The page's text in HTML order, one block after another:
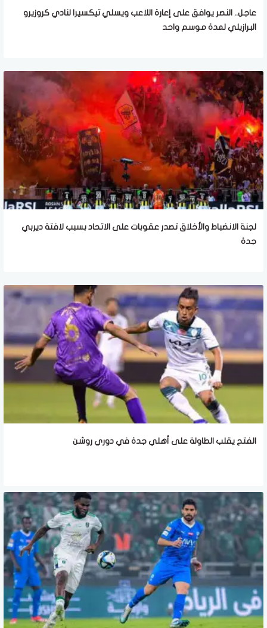
عاجل.. النصر يوافق على إعارة اللاعب ويسلي تيكسيرا لنادي كروزيرو
البرازيلي لمدة موسم واحد
لجنة الانضباط والأخلاق تصدر عقوبات على الاتحاد بسبب لافتة ديربي
جدة
الفتح يقلب الطاولة على أهلي جدة في دوري روشن